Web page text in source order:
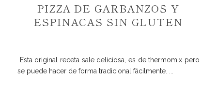
PIZZA DE GARBANZOS Y
ESPINACAS SIN GLUTEN
Esta original receta sale deliciosa, es de thermomix pero
se puede hacer de forma tradicional fácilmente. ...